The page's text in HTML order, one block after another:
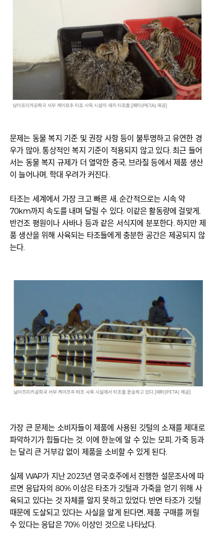
문제는 동물 복지 기준 및 권장 사항 등이 불투명하고 유연한 경
우가 많아, 통상적인 복지 기준이 적용되지 않고 있다. 최근 들어
서는 동물 복지 규제가 더 열악한 중국, 브라질 등에서 제품 생산
이 늘어나며, 학대 우려가 커진다.
타조는 세계에서 가장 크고 빠른 새. 순간적으로는 시속 약
70km까지 속도를 내며 달릴 수 있다. 이같은 활동량에 걸맞게,
반건조 평원이나 사바나 등과 같은 서식지에 분포한다. 하지만 제
품 생산을 위해 사육되는 타조들에게 충분한 공간은 제공되지 않
는다.
가장 큰 문제는 소비자들이 제품에 사용된 깃털의 소재를 제대로
파악하기가 힘들다는 것. 이에 한눈에 알 수 있는 모피, 가죽 등과
는 달리 큰 거부감 없이 제품을 소비할 수 있게 된다.
실제 WAP가 지난 2023년 영국·호주에서 진행한 설문조사에 따
르면 응답자의 80% 이상은 타조가 깃털과 가죽을 얻기 위해 사
육되고 있다는 것 자체를 알지 못하고 있었다. 반면 타조가 깃털
때문에 도살되고 있다는 사실을 알게 된다면, 제품 구매를 꺼릴
수 있다는 응답은 70% 이상인 것으로 나타났다.